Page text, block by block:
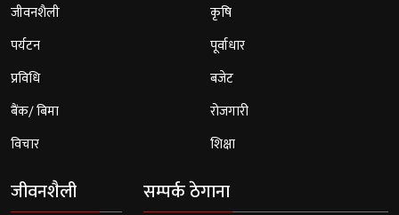
जीवनशैली
पर्यटन
प्रविधि
बैंक/ बिमा
विचार
कृषि
पूर्वाधार
बजेट
रोजगारी
शिक्षा
जीवनशैली सम्पर्क ठेगाना